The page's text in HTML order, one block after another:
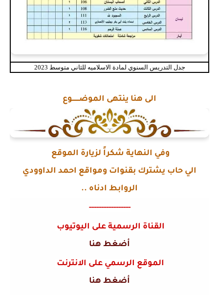
جدل التدريس السنوي لمادة الاسلاميه للثاني متوسط 2023
الى هنا ينتهى الموضـــــــوع
وفي النهاية شكراً لزيارة الموقع
الي حاب يشترك بقنوات ومواقع احمد الداوودي
الروابط ادناه ..
-----------------
القناة الرسمية على اليوتيوب
أضغط هنا
الموقع الرسمي على الانترنت
أضغط هنا